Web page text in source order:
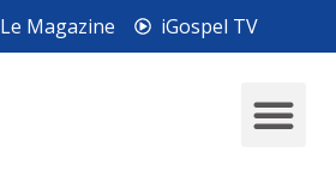
Le Magazine iGospel TV